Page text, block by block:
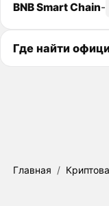
BNB Smart Chain-
Где найти
Главная /